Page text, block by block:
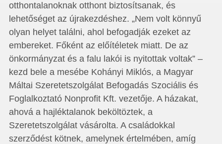
otthontalanoknak otthont biztosítsanak, és
lehetőséget az újrakezdéshez. „Nem volt könnyű
olyan helyet találni, ahol befogadják ezeket az
embereket. Főként az előítéletek miatt. De az
önkormányzat és a falu lakói is nyitottak voltak” –
kezd bele a mesébe Kohányi Miklós, a Magyar
Máltai Szeretetszolgálat Befogadás Szo­ciális és
Foglalkoztató Nonprofit Kft. vezetője. A házakat,
ahová a hajléktalanok beköltöztek, a
Szeretetszolgálat vásárolta. A családokkal
szerződést kötnek, amelynek értelmében, amíg